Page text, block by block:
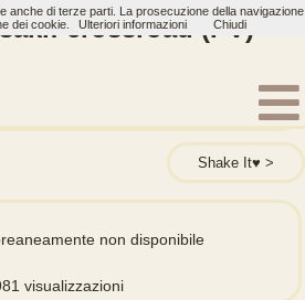
crossroad (PV)
Shake It♥
non disponibile
visualizzazioni
anche di terze parti. La prosecuzione della navigazione
dei cookie.
Ulteriori informazioni Chiudi